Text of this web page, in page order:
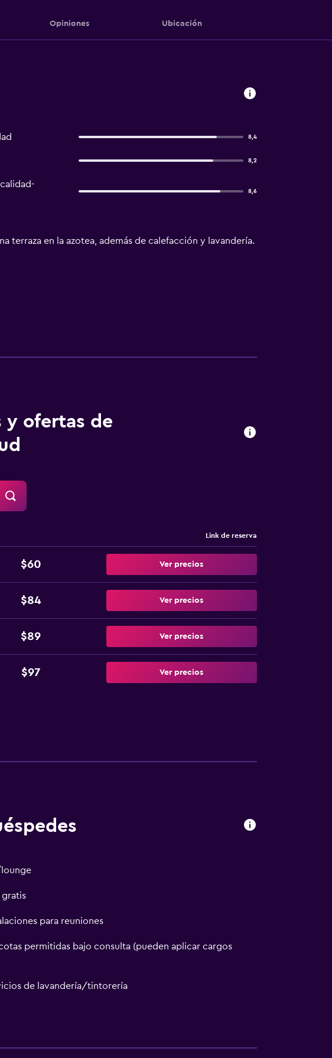
Opiniones Ubicación
8,4
8,2
8,6
terraza en la azotea, además de calefacción y lavandería.
y ofertas de
Link de reserva
$60 Ver precios
$84 Ver precios
$89 Ver precios
$97 Ver precios
para reuniones
permitidas bajo consulta (pueden aplicar cargos
de lavandería/tintorería
calle tranquila